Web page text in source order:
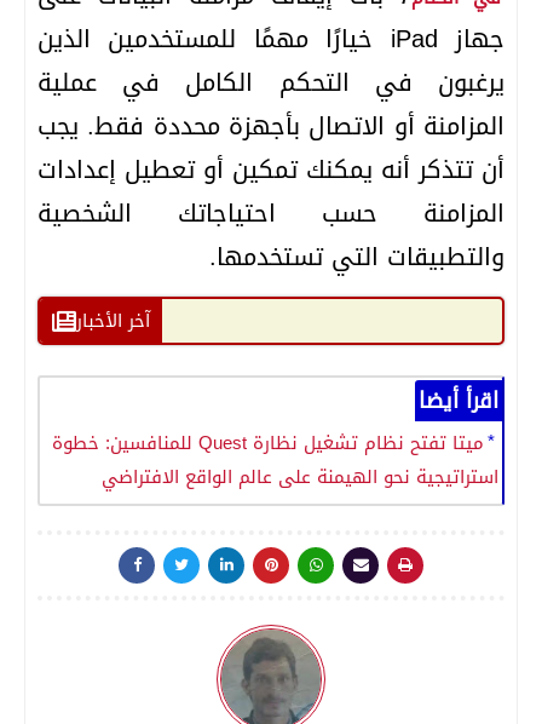
جهاز iPad خيارًا مهمًا للمستخدمين الذين
يرغبون في التحكم الكامل في عملية
المزامنة أو الاتصال بأجهزة محددة فقط. يجب
أن تتذكر أنه يمكنك تمكين أو تعطيل إعدادات
المزامنة حسب احتياجاتك الشخصية
والتطبيقات التي تستخدمها.
آخر الأخبار
اقرأ أيضا
ميتا تفتح نظام تشغيل نظارة Quest للمنافسين: خطوة
استراتيجية نحو الهيمنة على عالم الواقع الافتراضي